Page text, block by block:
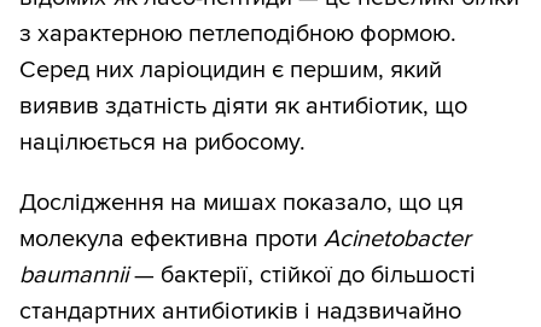
з характерною петлеподібною формою.
Серед них ларіоцидин є першим, який
виявив здатність діяти як антибіотик, що
націлюється на рибосому.
Дослідження на мишах показало, що ця
молекула ефективна проти Acinetobacter
baumannii— бактерії, стійкої до більшості
стандартних антибіотиків і надзвичайно